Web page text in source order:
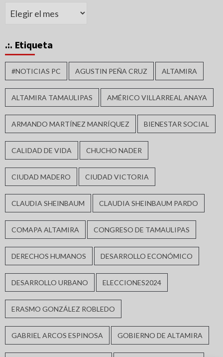
Archivos
.:. Etiqueta
#NOTICIAS PC AGUSTIN PEÑA CRUZ ALTAMIRA
ALTAMIRA TAMAULIPAS AMÉRICO VILLARREAL ANAYA
ARMANDO MARTÍNEZ MANRÍQUEZ BIENESTAR SOCIAL
CALIDAD DE VIDA CHUCHO NADER
CIUDAD MADERO CIUDAD VICTORIA
CLAUDIA SHEINBAUM CLAUDIA SHEINBAUM PARDO
COMAPA ALTAMIRA CONGRESO DE TAMAULIPAS
DERECHOS HUMANOS DESARROLLO ECONÓMICO
DESARROLLO URBANO ELECCIONES2024
ERASMO GONZÁLEZ ROBLEDO
GABRIEL ARCOS ESPINOSA GOBIERNO DE ALTAMIRA